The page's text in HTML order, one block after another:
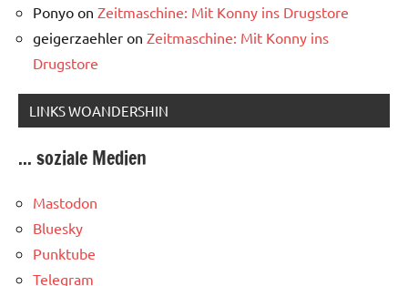
Ponyo on Zeitmaschine: Mit Konny ins Drugstore
geigerzaehler on Zeitmaschine: Mit Konny ins
Drugstore
LINKS WOANDERSHIN
... soziale Medien
Mastodon
Bluesky
Punktube
Telegram